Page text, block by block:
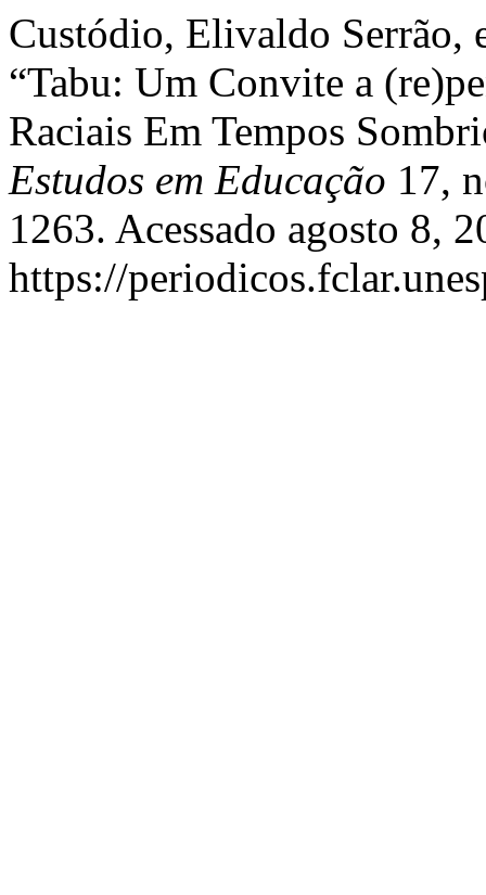
Custódio, Elivaldo Serrão,
“Tabu: Um Convite a
Raciais Em Tempos
Estudos em Educação 17,
1263. Acessado agosto 8,
https://